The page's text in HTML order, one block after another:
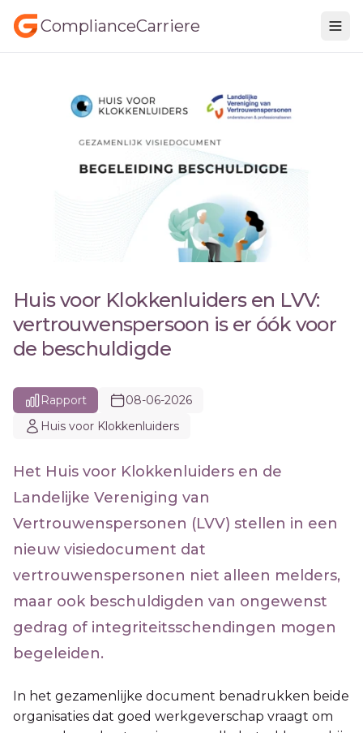
ComplianceCarriere
Huis voor Klokkenluiders en LVV:
vertrouwenspersoon is er óók voor
de beschuldigde
Rapport
08-06-2026
Huis voor Klokkenluiders
Het Huis voor Klokkenluiders en de
Landelijke Vereniging van
Vertrouwenspersonen (LVV) stellen in een
nieuw visiedocument dat
vertrouwenspersonen niet alleen melders,
maar ook beschuldigden van ongewenst
gedrag of integriteitsschendingen mogen
begeleiden.
In het gezamenlijke document benadrukken beide
organisaties dat goed werkgeverschap vraagt om